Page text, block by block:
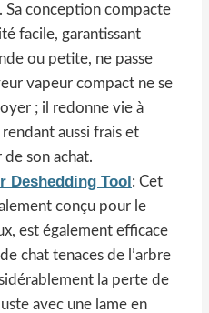
Sa conception compacte
facile, garantissant
ou petite, ne passe
vapeur compact ne se
; il redonne vie à
aussi frais et
de son achat.
Deshedding Tool: Cet
conçu pour le
est également efficace
chat tenaces de l’arbre
la perte de
avec une lame en